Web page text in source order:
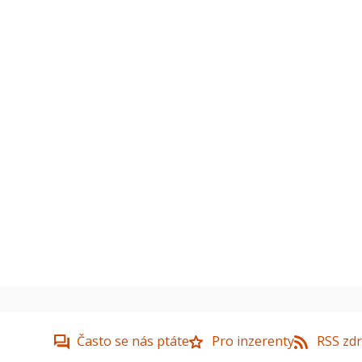
Často se nás ptáte Pro inzerenty RSS